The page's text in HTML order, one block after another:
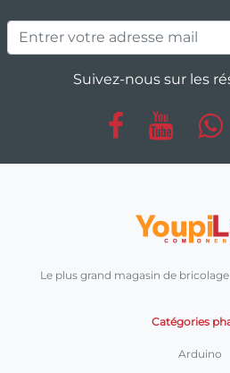
Suivez-nous sur les
Le plus grand magasin de
Catégories
Arduino